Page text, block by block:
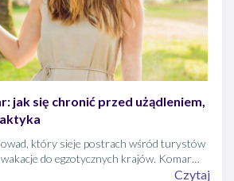
jak się chronić przed użądleniem,
który sieje postrach wśród turystów
do egzotycznych krajów. Komar
wiele groźnych dla zdrowia chorób, z
Czytaj